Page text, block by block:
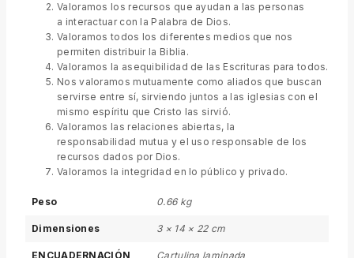
Valoramos los recursos que ayudan a las personas
a interactuar con la Palabra de Dios.
Valoramos todos los diferentes medios que nos
permiten distribuir la Biblia.
Valoramos la asequibilidad de las Escrituras para todos.
Nos valoramos mutuamente como aliados que buscan
servirse entre sí, sirviendo juntos a las iglesias con el
mismo espíritu que Cristo las sirvió.
Valoramos las relaciones abiertas, la
responsabilidad mutua y el uso responsable de los
recursos dados por Dios.
Valoramos la integridad en lo público y privado.
Peso 0.66 kg
Dimensiones 3 × 14 × 22 cm
ENCUADERNACIÓN Cartulina laminada